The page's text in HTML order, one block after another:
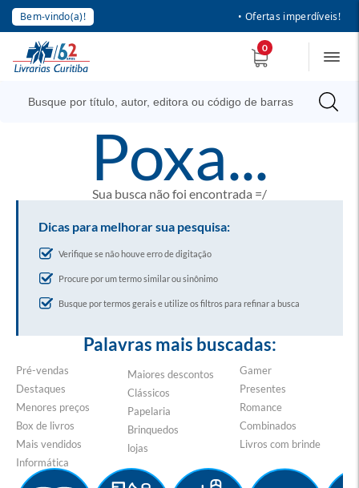
Bem-vindo(a)! • Ofertas imperdíveis!
0
poxa...
Sua busca não foi encontrada =/
Dicas para melhorar sua pesquisa:
Verifique se não houve erro de digitação
Procure por um termo similar ou sinônimo
Busque por termos gerais e utilize os filtros para refinar a busca
Palavras mais buscadas:
Pré-vendas
Destaques
Menores preços
Box de livros
Mais vendidos
Informática
Maiores descontos
Clássicos
Papelaria
Brinquedos
lojas
Gamer
Presentes
Romance
Combinados
Livros com brinde